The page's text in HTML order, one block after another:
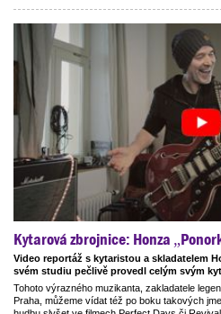
Kytarová zbrojnice: Honza
Video reportáž s kytaristou a skladatelem
svém studiu pečlivě provedl celým svým
Tohoto výrazného muzikanta, zakladatele
Praha, můžeme vídat též po boku takových